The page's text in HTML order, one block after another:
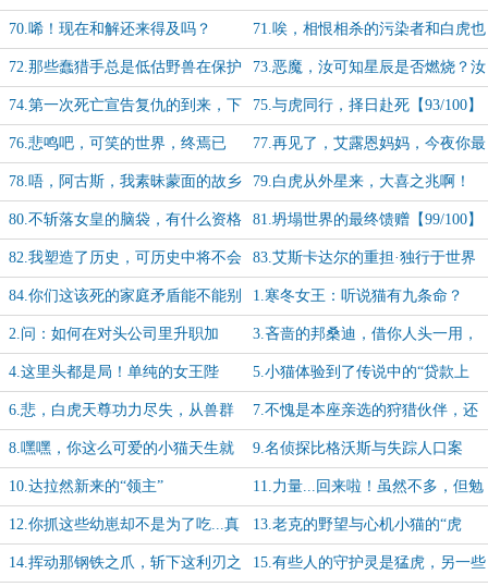
【86/100】 【87/100】
70.唏！现在和解还来得及吗？
【88/100】
71.唉，相恨相杀的污染者和白虎也
是一对苦命鸳鸯啊【89/100】
72.那些蠢猎手总是低估野兽在保护
领地时的凶残【90/100】
73.恶魔，汝可知星辰是否燃烧？汝
可知日月是否轮转？【91/100】
74.第一次死亡宣告复仇的到来，下
一次死亡宣告你的审判已定
75.与虎同行，择日赴死【93/100】
76.悲鸣吧，可笑的世界，终焉已
至！【94/100】
77.再见了，艾露恩妈妈，今夜你最
爱的小猫就要远航【95/100】
78.唔，阿古斯，我素昧蒙面的故乡
啊【96/100】
79.白虎从外星来，大喜之兆啊！
【97/100】
80.不斩落女皇的脑袋，有什么资格
自诩弑君者呢？【98/100】
81.坍塌世界的最终馈赠【99/100】
82.我塑造了历史，可历史中将不会
再有我的名字【100/100】
83.艾斯卡达尔的重担·独行于世界
之影中
84.你们这该死的家庭矛盾能不能别
误伤我这可怜的小白猫？！
1.寒冬女王：听说猫有九条命？
呵，我不信！
2.问：如何在对头公司里升职加
薪？标准答案：卷起来吧
3.吝啬的邦桑迪，借你人头一用，
让本座领个军功
4.这里头都是局！单纯的女王陛
下，可别让祂们把你害了呀
5.小猫体验到了传说中的“贷款上
班”，资本家真神太可恶啦【求月
票】
6.悲，白虎天尊功力尽失，从兽群
领袖沦落到小动物了呀
7.不愧是本座亲选的狩猎伙伴，还
得是罗宁靠谱！
8.嘿嘿，你这么可爱的小猫天生就
是要被大老虎吃掉的呀！
9.名侦探比格沃斯与失踪人口案
10.达拉然新来的“领主” 11.力量...回来啦！虽然不多，但勉
强够用【求月票】
12.你抓这些幼崽却不是为了吃...真
浪费【求月票】
13.老克的野望与心机小猫的“虎
爪”【求月票】
14.挥动那钢铁之爪，斩下这利刃之 15.有些人的守护灵是猛虎，另一些